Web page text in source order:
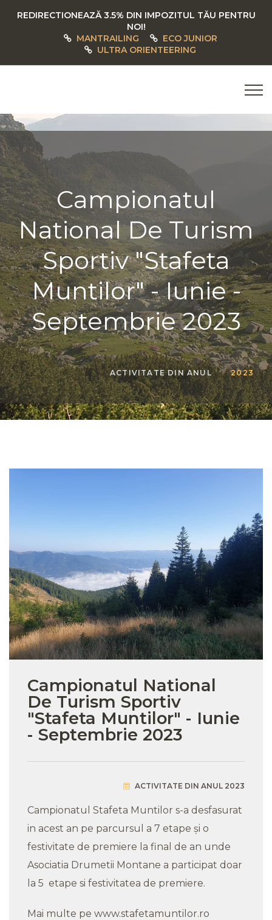
REDIRECTIONEAZĂ 3.5% DIN IMPOZITUL TĂU PENTRU
NOI!
MANTRAILING
ECO JUNIOR
ULTRA ORIENTEERING
Campionatul
National De Turism
Sportiv "Stafeta
Muntilor" - Iunie -
Septembrie 2023
ACTIVITATE DIN ANUL 2023
Campionatul National
De Turism Sportiv
"Stafeta Muntilor" - Iunie
- Septembrie 2023
ACTIVITATE DIN ANUL 2023
Campionatul Stafeta Muntilor s-a desfasurat
in acest an pe parcursul a 7 etape și o
festivitate de premiere la final de an unde
Asociatia Drumetii Montane a participat doar
la 5 etape si festivitatea de premiere.
Mai multe pe www.stafetamuntilor.ro